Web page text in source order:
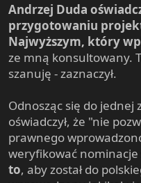
Andrzej Duda
przygotowaniu
Najwyższym, który
ze mną konsultowany.
szanuję - zaznaczył.
Odnosząc się do
oświadczył, że "nie
prawnego
weryfikować nominacje
to, aby został do